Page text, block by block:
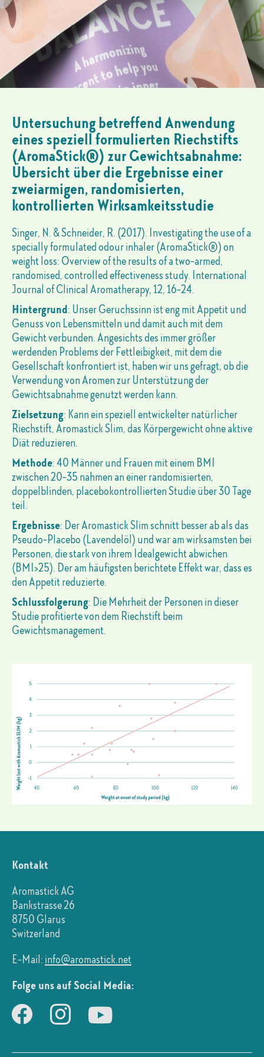
Untersuchung betreffend Anwendung
eines speziell formulierten Riechstifts
(AromaStick®) zur Gewichtsabnahme:
Übersicht über die Ergebnisse einer
zweiarmigen, randomisierten,
kontrollierten Wirksamkeitsstudie
Singer, N. & Schneider, R. (2017). Investigating the use of a
specially formulated odour inhaler (AromaStick®) on
weight loss: Overview of the results of a two-armed,
randomised, controlled effectiveness study. International
Journal of Clinical Aromatherapy, 12, 16-24.
Hintergrund: Unser Geruchssinn ist eng mit Appetit und
Genuss von Lebensmitteln und damit auch mit dem
Gewicht verbunden. Angesichts des immer größer
werdenden Problems der Fettleibigkeit, mit dem die
Gesellschaft konfrontiert ist, haben wir uns gefragt, ob die
Verwendung von Aromen zur Unterstützung der
Gewichtsabnahme genutzt werden kann.
Zielsetzung: Kann ein speziell entwickelter natürlicher
Riechstift, Aromastick Slim, das Körpergewicht ohne aktive
Diät reduzieren.
Methode: 40 Männer und Frauen mit einem BMI
zwischen 20-35 nahmen an einer randomisierten,
doppelblinden, placebokontrollierten Studie über 30 Tage
teil.
Ergebnisse: Der Aromastick Slim schnitt besser ab als das
Pseudo-Placebo (Lavendelöl) und war am wirksamsten bei
Personen, die stark von ihrem Idealgewicht abwichen
(BMI>25). Der am häufigsten berichtete Effekt war, dass es
den Appetit reduzierte.
Schlussfolgerung: Die Mehrheit der Personen in dieser
Studie profitierte von dem Riechstift beim
Gewichtsmanagement.
Kontakt
Aromastick AG
Bankstrasse 26
8750 Glarus
Switzerland
E-Mail:info@aromastick.net
Folge uns auf Social Media: